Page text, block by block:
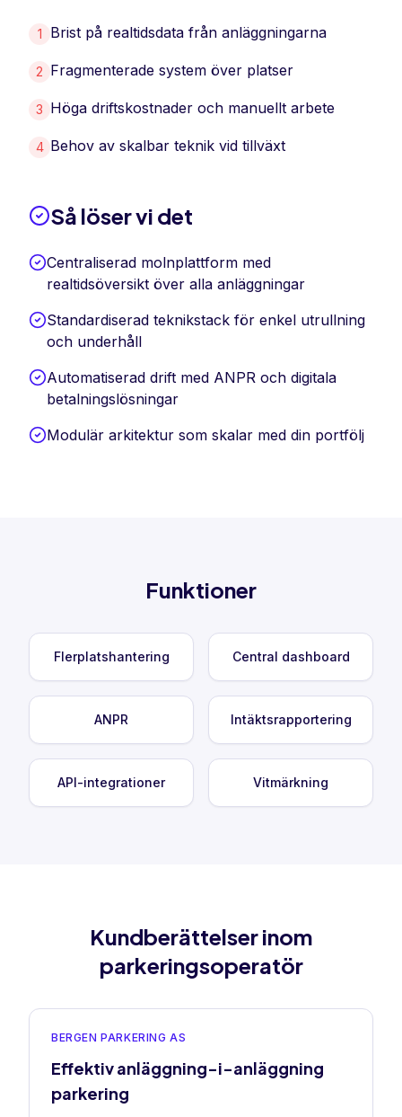
1 Brist på realtidsdata från anläggningarna
2 Fragmenterade system över platser
3 Höga driftskostnader och manuellt arbete
4 Behov av skalbar teknik vid tillväxt
Så löser vi det
Centraliserad molnplattform med
realtidsöversikt över alla anläggningar
Standardiserad teknikstack för enkel utrullning
och underhåll
Automatiserad drift med ANPR och digitala
betalningslösningar
Modulär arkitektur som skalar med din portfölj
Funktioner
Flerplatshantering Central dashboard
ANPR Intäktsrapportering
API-integrationer Vitmärkning
Kundberättelser inom
parkeringsoperatör
BERGEN PARKERING AS
Effektiv anläggning-i-anläggning
parkering